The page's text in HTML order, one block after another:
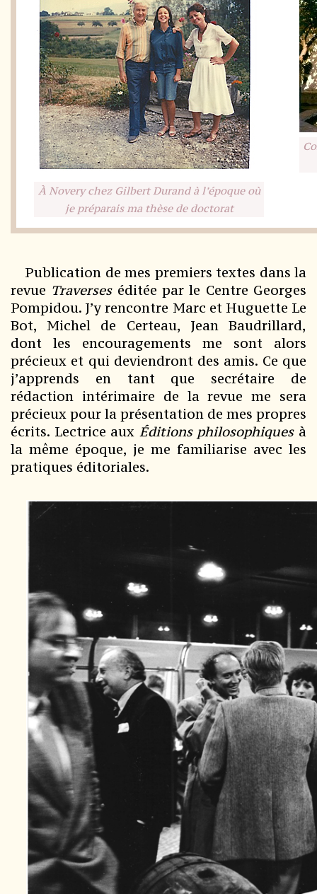
À Novery chez Gilbert Durand à l’époque où
je préparais ma thèse de doctorat
Publication de mes premiers textes dans la
revue Traverseséditée par le Centre Georges
Pompidou. J’y rencontre Marc et Huguette Le
Bot, Michel de Certeau, Jean Baudrillard,
dont les encouragements me sont alors
précieux et qui deviendront des amis. Ce que
j’apprends en tant que secrétaire de
rédaction intérimaire de la revue me sera
précieux pour la présentation de mes propres
écrits. Lectrice aux Éditions philosophiquesà
la même époque, je me familiarise avec les
pratiques éditoriales.